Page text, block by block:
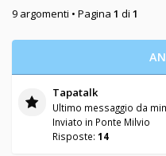
9 argomenti • Pagina 1 di 1
Tapatalk
Ultimo messaggio da
Inviato in Ponte Milvio
Risposte: 14